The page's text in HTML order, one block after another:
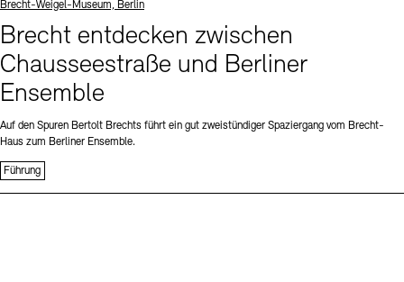
Standort
Brecht-Weigel-Museum, Berlin
Brecht entdecken zwischen
Chausseestraße und Berliner
Ensemble
Auf den Spuren Bertolt Brechts führt ein gut zweistündiger Spaziergang vom Brecht-
Haus zum Berliner Ensemble.
Führung